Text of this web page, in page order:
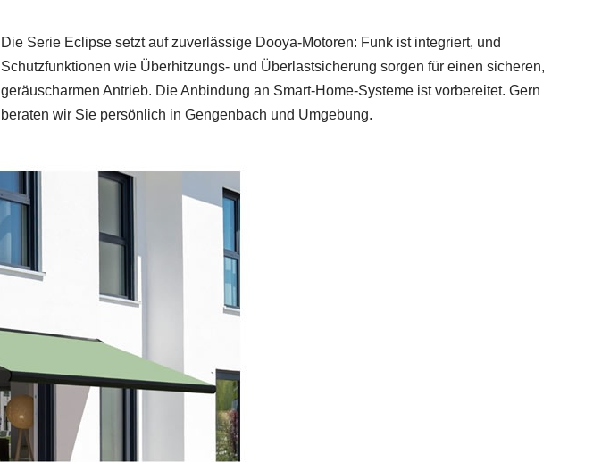
Die Serie Eclipse setzt auf zuverlässige Dooya‑Motoren: Funk ist integriert, und
Schutzfunktionen wie Überhitzungs- und Überlastsicherung sorgen für einen sicheren,
geräuscharmen Antrieb. Die Anbindung an Smart‑Home-Systeme ist vorbereitet. Gern
beraten wir Sie persönlich in Gengenbach und Umgebung.